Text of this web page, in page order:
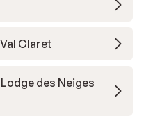
Claret
des Neiges